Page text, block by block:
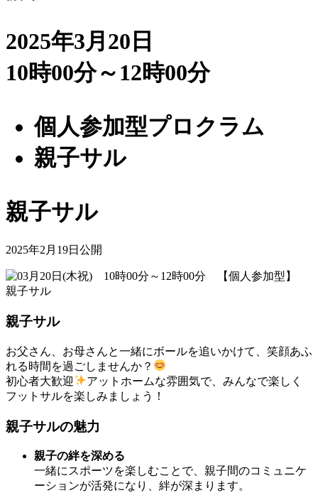
2025年3月20日
10時00分～12時00分
個人参加型プロクラム
親子サル
親子サル
2025年2月19日公開
親子サル
お父さん、お母さんと一緒にボールを追いかけて、笑顔あふ
れる時間を過ごしませんか？
初心者大歓迎
アットホームな雰囲気で、みんなで楽しく
フットサルを楽しみましょう！
親子サルの魅力
親子の絆を深める
一緒にスポーツを楽しむことで、親子間のコミュニケ
ーションが活発になり、絆が深まります。